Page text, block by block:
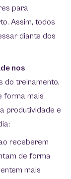
para
Assim, todos
diante dos
nos
do treinamento,
forma mais
produtividade e
receberem
de forma
mais